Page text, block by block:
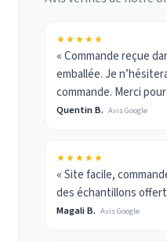
★★★★★
« Commande reçue
emballée. Je
commande. Merci
Quentin B. Avis Google
★★★★★
« Site facile,
des échantillons
Magali B. Avis Google